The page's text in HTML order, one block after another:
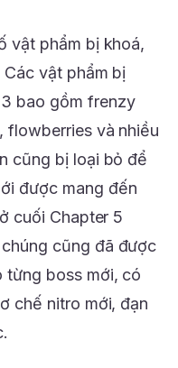
vật phẩm bị khoá,
vật phẩm bị
bao gồm frenzy
flowberries và nhiều
cũng bị loại bỏ để
được mang đến
cuối Chapter 5
cũng đã được
từng boss mới, có
chế nitro mới, đạn